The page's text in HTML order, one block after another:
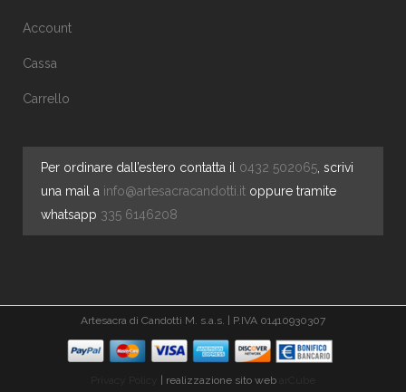
Account
Cassa
Carrello
Per ordinare dall’estero contatta il 0432 502065, scrivi
una mail a info@artesacracandotti.it oppure tramite
whatsapp 335 6146208
Artesacra di Candotti M. s.a.s. | P.IVA 01410930307
| realizzazione sito web